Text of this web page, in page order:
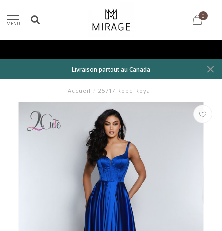
MENU
0
Livraison partout au Canada
Accueil / 25717 Robe Royal